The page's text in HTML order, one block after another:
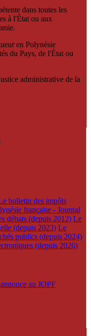
dans toutes les
à l'État ou aux
en Polynésie
du Pays, de l'État ou
administrative de la
bulletin des impôts
française - Journal
débats (depuis 2012) Le
(depuis 2023) Le
publics (depuis 2024)
(depuis 2026)
au JOPF